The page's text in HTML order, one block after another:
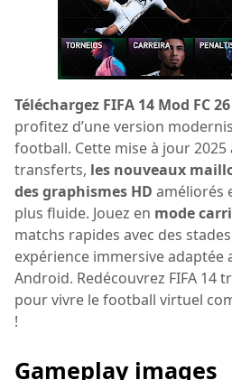
Téléchargez FIFA 14 Mod FC
profitez d’une version
football. Cette mise à jour
transferts, les nouveaux
des graphismes HD améliorés
plus fluide. Jouez en mode
matchs rapides avec des
expérience immersive adaptée
Android. Redécouvrez FIFA 14
pour vivre le football virtuel
!
Gameplay images